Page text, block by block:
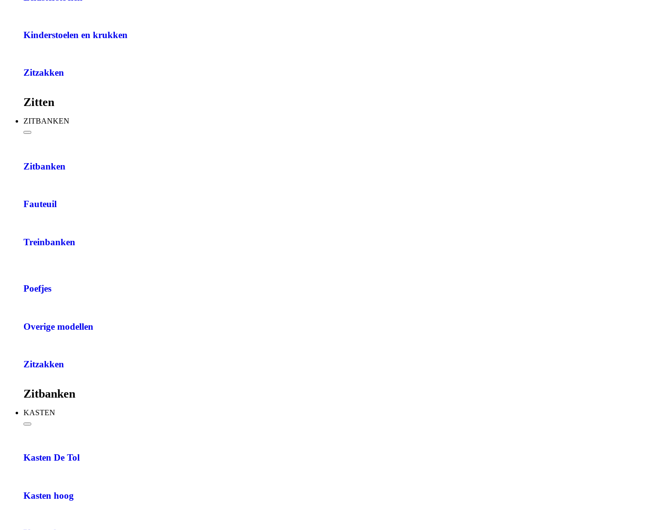
Kinderstoelen en krukken
Zitzakken
Zitten
ZITBANKEN
Zitbanken
Fauteuil
Treinbanken
Poefjes
Overige modellen
Zitzakken
Zitbanken
KASTEN
Kasten De Tol
Kasten hoog